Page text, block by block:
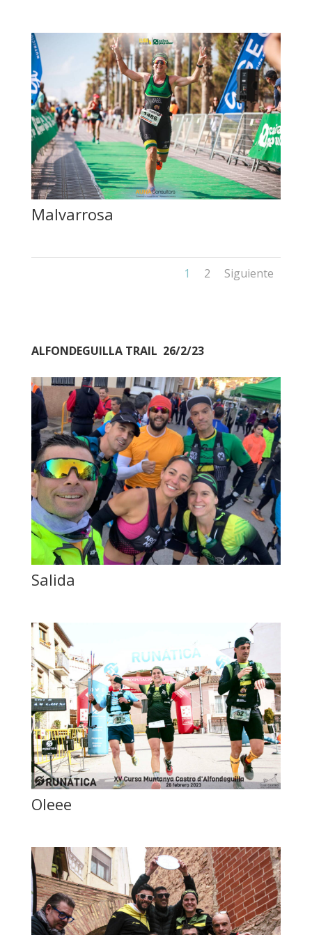
Malvarrosa
1 2 Siguiente
ALFONDEGUILLA TRAIL 26/2/23
Salida
Oleee